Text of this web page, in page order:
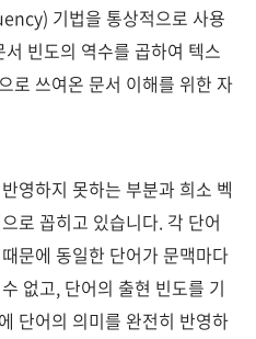
기법을 통상적으로 사용
빈도의 역수를 곱하여 텍스
로 쓰여온 문서 이해를 위한 자
영하지 못하는 부분과 희소 벡
로 꼽히고 있습니다. 각 단어
문에 동일한 단어가 문맥마다
없고, 단어의 출현 빈도를 기
단어의 의미를 완전히 반영하